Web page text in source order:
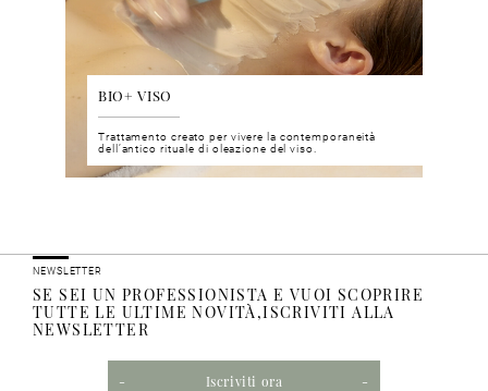
BIO+ VISO
Trattamento creato per vivere la contemporaneità
dell’antico rituale di oleazione del viso.
NEWSLETTER
SE SEI UN PROFESSIONISTA E VUOI SCOPRIRE
TUTTE LE ULTIME NOVITÀ,ISCRIVITI ALLA
NEWSLETTER
Iscriviti ora